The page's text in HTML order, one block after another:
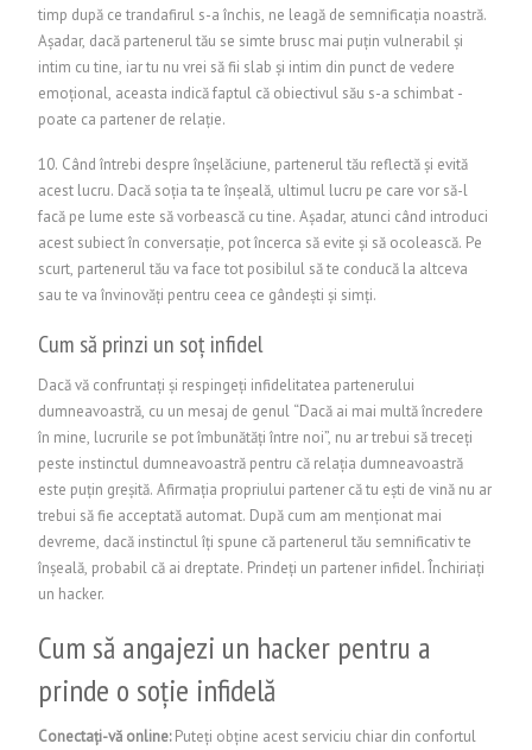
timp după ce trandafirul s-a închis, ne leagă de semnificația noastră.
Așadar, dacă partenerul tău se simte brusc mai puțin vulnerabil și
intim cu tine, iar tu nu vrei să fii slab și intim din punct de vedere
emoțional, aceasta indică faptul că obiectivul său s-a schimbat -
poate ca partener de relație.
10. Când întrebi despre înșelăciune, partenerul tău reflectă și evită
acest lucru. Dacă soția ta te înșeală, ultimul lucru pe care vor să-l
facă pe lume este să vorbească cu tine. Așadar, atunci când introduci
acest subiect în conversație, pot încerca să evite și să ocolească. Pe
scurt, partenerul tău va face tot posibilul să te conducă la altceva
sau te va învinovăți pentru ceea ce gândești și simți.
Cum să prinzi un soț infidel
Dacă vă confruntați și respingeți infidelitatea partenerului
dumneavoastră, cu un mesaj de genul “Dacă ai mai multă încredere
în mine, lucrurile se pot îmbunătăți între noi”, nu ar trebui să treceți
peste instinctul dumneavoastră pentru că relația dumneavoastră
este puțin greșită. Afirmația propriului partener că tu ești de vină nu ar
trebui să fie acceptată automat. După cum am menționat mai
devreme, dacă instinctul îți spune că partenerul tău semnificativ te
înșeală, probabil că ai dreptate. Prindeți un partener infidel.Închiriați
un hacker.
Cum să angajezi un hacker pentru a
prinde o soție infidelă
Conectați-vă online:Puteți obține acest serviciu chiar din confortul